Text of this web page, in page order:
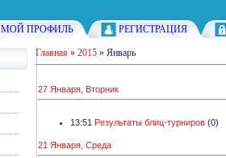
МОЙ ПРОФИЛЬ РЕГИСТРАЦИЯ
Главная » 2015 » Январь
27 Января, Вторник
13:51 Результаты блиц-турниров (0)
21 Января, Среда